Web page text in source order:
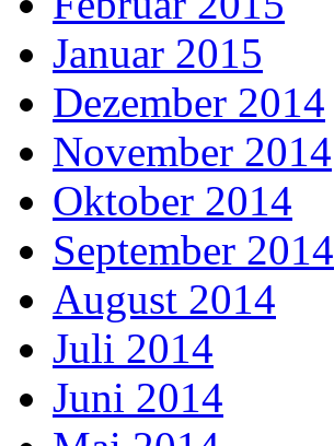
Januar 2015
Dezember 2014
November 2014
Oktober 2014
September 2014
August 2014
Juli 2014
Juni 2014